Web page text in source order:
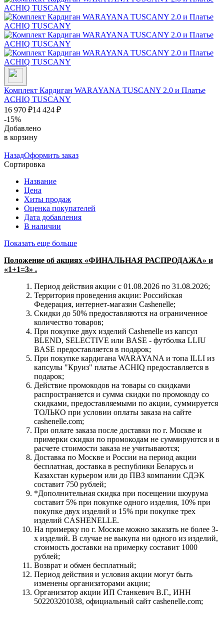
Комплект Кардиган WARAYANA TUSCANY 2.0 и Платье
ACHIQ TUSCANY
16 970 ₽14 424 ₽
-15%
Добавлено
в корзину
НазадОформить заказ
Сортировка
Название
Цена
Хиты продаж
Оценка покупателей
Дата добавления
В наличии
Показать еще больше
Положение об акциях «ФИНАЛЬНАЯ РАСПРОДАЖА» и
«1+1=3» .
Период действия акции с 01.08.2026 по 31.08.2026;
Территория проведения акции: Российская
Федерация, интернет-магазин Cashenelle;
Скидки до 50% предоставляются на ограниченное
количество товаров;
При покупке двух изделий Cashenelle из капсул
BLEND, SELECTIVE или BASE - футболка LLIU
BASE предоставляется в подарок;
При покупке кардигана WARAYANA и топа ILLI из
капсулы "Круиз" платье ACHIQ предоставляется в
подарок;
Действие промокодов на товары со скидками
распространяется и сумма скидки по промокоду со
скидками, предоставляемыми по акции, суммируется
ТОЛЬКО при условии оплаты заказа на сайте
cashenelle.com;
При оплате заказа после доставки по г. Москве и
примерки скидки по промокодам не суммируются и в
расчете стоимости заказа не учитываются;
Доставка по Москве и России на период акции
бесплатная, доставка в республики Беларусь и
Казахстан курьером или до ПВЗ компании СДЭК
составит 750 рублей;
*Дополнительная скидка при посещении шоурума
составит 5% при покупке одного изделия, 10% при
покупке двух изделий и 15% при покупке трех
изделий CASHENELLE.
На примерку по г. Москве можно заказать не более 3-
х изделий. В случае не выкупа ни одного из изделий,
стоимость доставки на примерку составит 1000
рублей;
Возврат и обмен бесплатный;
Период действия и условия акции могут быть
изменены организаторами акции;
Организатор акции ИП Станкевич В.Г., ИНН
502203201038, официальный сайт cashenelle.com;